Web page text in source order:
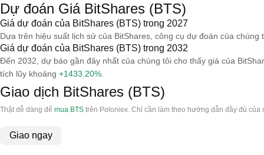
Dự đoán Giá BitShares (BTS)
Giá dự đoán của BitShares (BTS) trong 2027
Dựa trên hiệu suất lịch sử của BitShares, công cụ dự đoán của
Giá dự đoán của BitShares (BTS) trong 2032
Đến 2032, dự báo gần đây nhất của chúng tôi cho thấy giá của
tích lũy khoảng +1433.20%
Giao dịch BitShares (BTS)
Thật dễ dàng để mua BTS trên Poloniex. Chỉ cần làm theo hướng dẫn đầy đủ của
Giao ngay